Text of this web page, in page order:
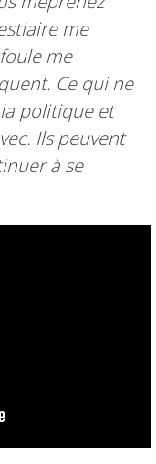
me
me
Ce qui ne
politique et
Ils peuvent
à se